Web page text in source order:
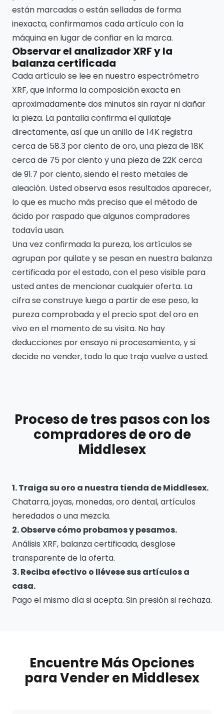
están marcadas o están selladas de forma
inexacta, confirmamos cada artículo con la
máquina en lugar de confiar en la marca.
Observar el analizador XRF y la
balanza certificada
Cada artículo se lee en nuestro espectrómetro
XRF, que informa la composición exacta en
aproximadamente dos minutos sin rayar ni dañar
la pieza. La pantalla confirma el quilataje
directamente, así que un anillo de 14K registra
cerca de 58.3 por ciento de oro, una pieza de 18K
cerca de 75 por ciento y una pieza de 22K cerca
de 91.7 por ciento, siendo el resto metales de
aleación. Usted observa esos resultados aparecer,
lo que es mucho más preciso que el método de
ácido por raspado que algunos compradores
todavía usan.
Una vez confirmada la pureza, los artículos se
agrupan por quilate y se pesan en nuestra balanza
certificada por el estado, con el peso visible para
usted antes de mencionar cualquier oferta. La
cifra se construye luego a partir de ese peso, la
pureza comprobada y el precio spot del oro en
vivo en el momento de su visita. No hay
deducciones por ensayo ni procesamiento, y si
decide no vender, todo lo que trajo vuelve a usted.
Proceso de tres pasos con los
compradores de oro de
Middlesex
1. Traiga su oro a nuestra tienda de Middlesex.
Chatarra, joyas, monedas, oro dental, artículos
heredados o una mezcla.
2. Observe cómo probamos y pesamos.
Análisis XRF, balanza certificada, desglose
transparente de la oferta.
3. Reciba efectivo o llévese sus artículos a
casa.
Pago el mismo día si acepta. Sin presión si rechaza.
Encuentre Más Opciones
para Vender en Middlesex